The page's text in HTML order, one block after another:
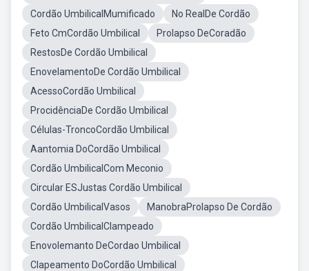
Cordão UmbilicalMumificado
No RealDe Cordão
Feto CmCordão Umbilical
Prolapso DeCoradão
RestosDe Cordão Umbilical
EnovelamentoDe Cordão Umbilical
AcessoCordão Umbilical
ProcidênciaDe Cordão Umbilical
Células-TroncoCordão Umbilical
Aantomia DoCordão Umbilical
Cordão UmbilicalCom Meconio
Circular ESJustas Cordão Umbilical
Cordão UmbilicalVasos
ManobraProlapso De Cordão
Cordão UmbilicalClampeado
Enovolemanto DeCordao Umbilical
Clapeamento DoCordão Umbilical